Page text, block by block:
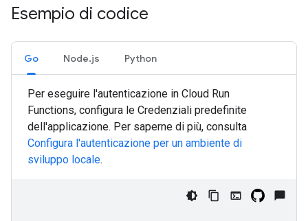
Esempio di codice
Go Node.js Python
Per eseguire l'autenticazione in Cloud Run
Functions, configura le Credenziali predefinite
dell'applicazione. Per saperne di più, consulta
Configura l'autenticazione per un ambiente di
sviluppo locale.